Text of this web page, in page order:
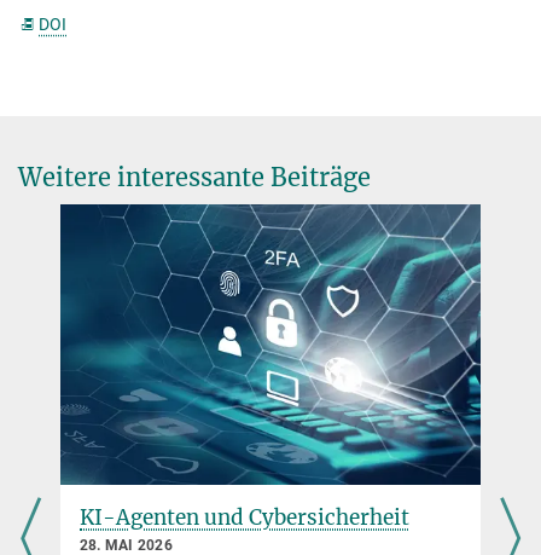
DOI
Weitere interessante Beiträge
KI-Agenten und Cybersicherheit
28. MAI 2026